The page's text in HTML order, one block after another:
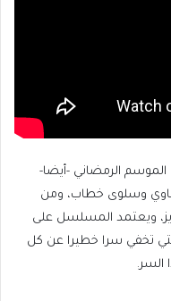
الرمضاني -أيضا-
وسلوى خطاب، ومن
ويعتمد المسلسل على
تخفي سرا خطيرا عن كل
السر.